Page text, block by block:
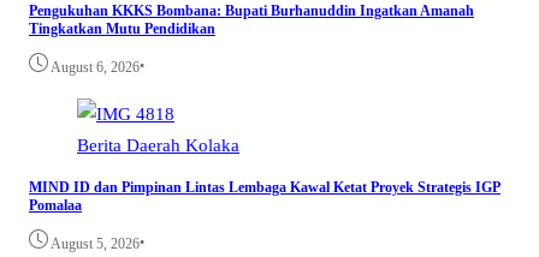
Pengukuhan KKKS Bombana: Bupati Burhanuddin Ingatkan Amanah
Tingkatkan Mutu Pendidikan
August 6, 2026•
Berita Daerah Kolaka
MIND ID dan Pimpinan Lintas Lembaga Kawal Ketat Proyek Strategis IGP
Pomalaa
August 5, 2026•